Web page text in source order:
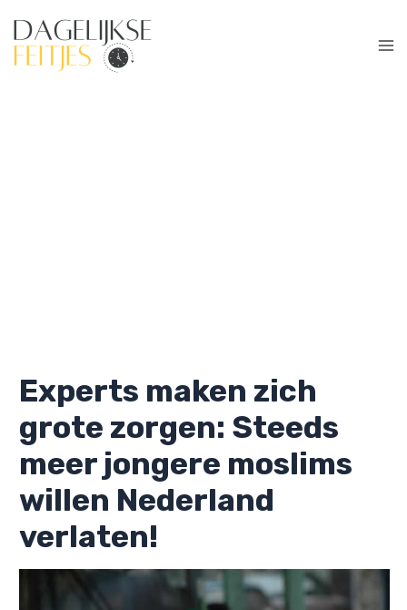
naar
Experts maken zich
grote zorgen: Steeds
meer jongere moslims
willen Nederland
verlaten!